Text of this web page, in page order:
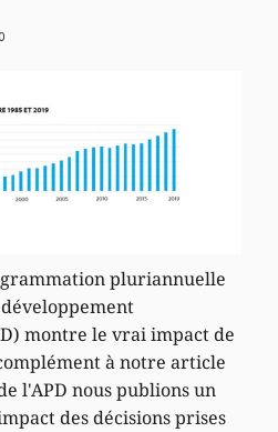
pluriannuelle
montre le vrai impact de
à notre article
l'APD nous publions un
des décisions prises